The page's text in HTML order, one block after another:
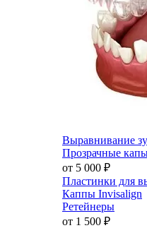
Выравнивание
Прозрачные
от 5 000 ₽
Пластинки для
Каппы Invisalign
Ретейнеры
от 1 500 ₽